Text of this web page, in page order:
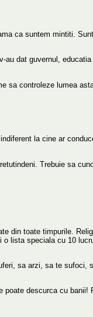
ca suntem mintiti.
dat guvernul,
sa controleze lumea
la cine ar
Trebuie sa
din toate timpurile.
lista speciala cu 10
sa arzi, sa te sufoci,
descurca cu banii!